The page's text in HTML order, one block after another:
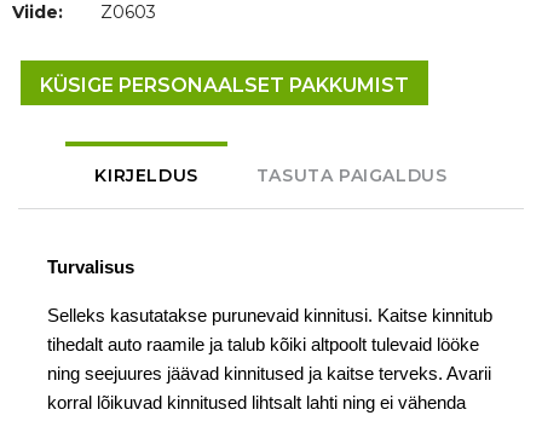
Viide:
Z0603
KÜSIGE PERSONAALSET PAKKUMIST
KIRJELDUS TASUTA PAIGALDUS
Turvalisus
Selleks kasutatakse purunevaid kinnitusi. Kaitse kinnitub
tihedalt auto raamile ja talub kõiki altpoolt tulevaid lööke
ning seejuures jäävad kinnitused ja kaitse terveks. Avarii
korral lõikuvad kinnitused lihtsalt lahti ning ei vähenda